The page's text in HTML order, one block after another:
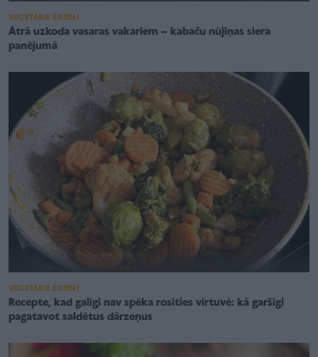
VEĢETĀRIE ĒDIENI
Ātrā uzkoda vasaras vakariem – kabaču nūjiņas siera
panējumā
VEĢETĀRIE ĒDIENI
Recepte, kad galīgi nav spēka rosīties virtuvē: kā garšīgi
pagatavot saldētus dārzeņus